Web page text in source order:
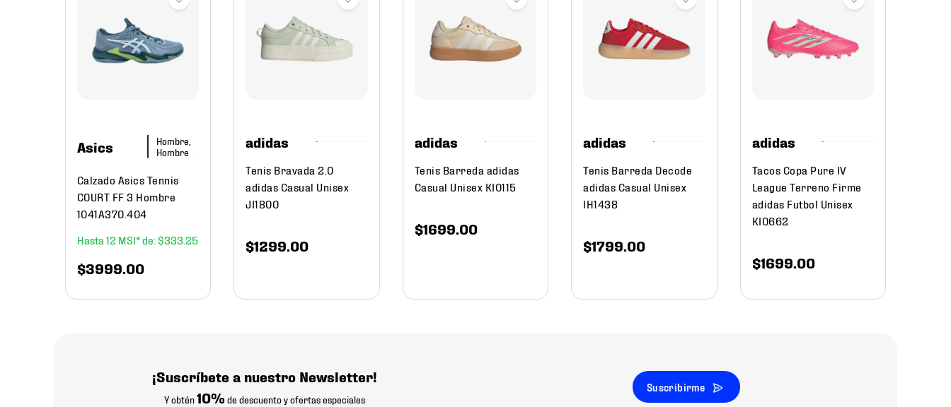
Asics
Hombre,
Hombre
Calzado Asics Tennis
COURT FF 3 Hombre
1041A370.404
12
$333 25
$3999.00
adidas
Tenis Bravada 2.0
adidas Casual Unisex
JI1800
$1299.00
adidas
Tenis Barreda adidas
Casual Unisex KI0115
$1699.00
adidas
Tenis Barreda Decode
adidas Casual Unisex
IH1438
$1799.00
adidas
Tacos Copa Pure IV
League Terreno Firme
adidas Futbol Unisex
KI0662
$1699.00
¡Suscríbete a nuestro Newsletter!
Y obtén10% de descuento y ofertas especiales
Suscribirme